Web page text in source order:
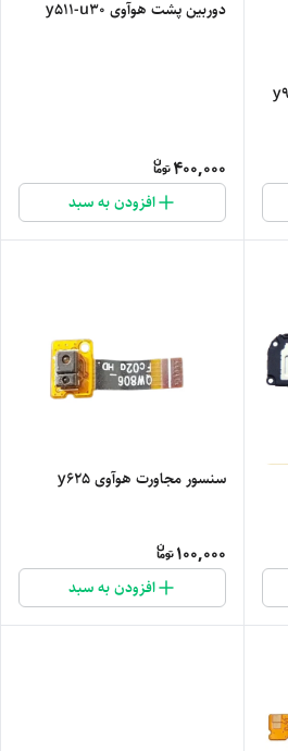
دوربین پشت هوآوی y511-u30
400,000
افزودن به سبد
سنسور مجاورت هوآوی y625
100,000
افزودن به سبد